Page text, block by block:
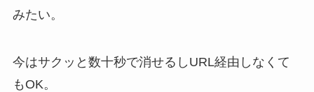
みたい。
今はサクッと数十秒で消せるしURL経由しなくて
もOK。